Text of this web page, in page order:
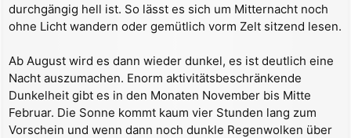
durchgängig hell ist. So lässt es sich um Mitternacht noch
ohne Licht wandern oder gemütlich vorm Zelt sitzend lesen.
Ab August wird es dann wieder dunkel, es ist deutlich eine
Nacht auszumachen. Enorm aktivitätsbeschränkende
Dunkelheit gibt es in den Monaten November bis Mitte
Februar. Die Sonne kommt kaum vier Stunden lang zum
Vorschein und wenn dann noch dunkle Regenwolken über